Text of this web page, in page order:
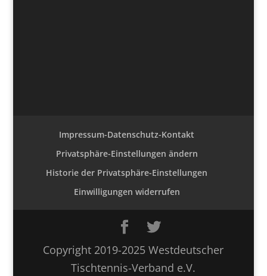
Impressum-Datenschutz-Kontakt
Privatsphäre-Einstellungen ändern
Historie der Privatsphäre-Einstellungen
Einwilligungen widerrufen
Copyright 2019-2025 Westdeutscher
Tischtennis-Verband e.V.